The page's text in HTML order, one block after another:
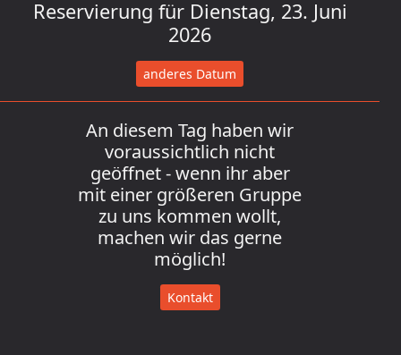
Reservierung für Dienstag, 23. Juni
2026
anderes Datum
An diesem Tag haben wir
voraussichtlich nicht
geöffnet - wenn ihr aber
mit einer größeren Gruppe
zu uns kommen wollt,
machen wir das gerne
möglich!
Kontakt